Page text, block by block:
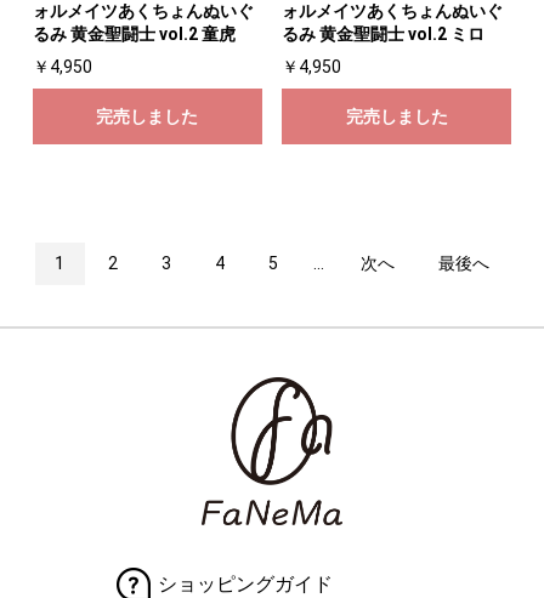
ォルメイツあくちょんぬいぐ
るみ 黄金聖闘士 vol.2 童虎
￥4,950
完売しました
ォルメイツあくちょんぬいぐ
るみ 黄金聖闘士 vol.2 ミロ
￥4,950
完売しました
1 2 3 4 5 次へ 最後へ
ショッピングガイド